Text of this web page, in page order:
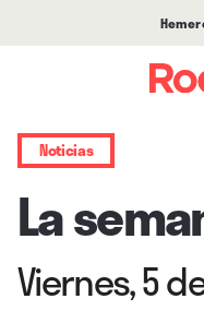
Noticias
La
Viernes, 5